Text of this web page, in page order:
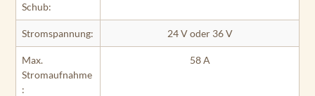
Schub:
Stromspannung: 24 V oder 36 V
Max.
Stromaufnahme
:
58 A